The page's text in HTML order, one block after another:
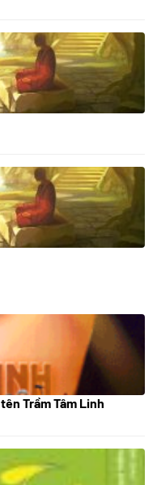
Trầm Tâm Linh